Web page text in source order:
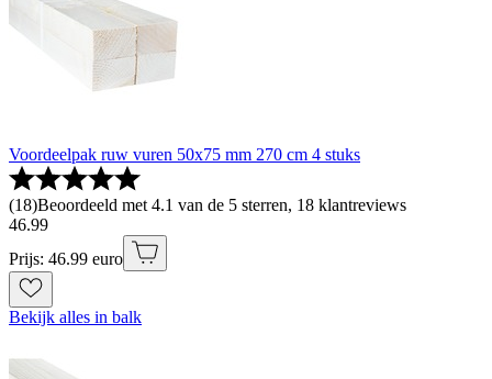
Voordeelpak ruw vuren 50x75 mm 270 cm 4 stuks
(18)Beoordeeld met 4.1 van de 5 sterren, 18 klantreviews
46.99
Prijs: 46.99 euro
Bekijk alles in balk